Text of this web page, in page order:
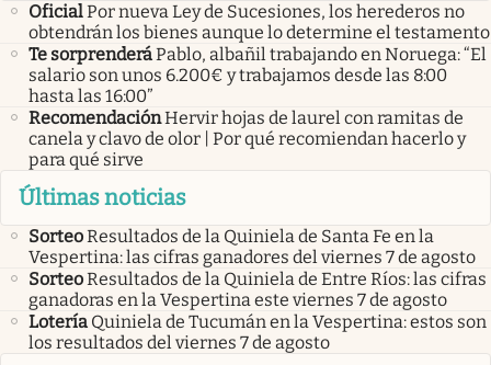
OficialPor nueva Ley de Sucesiones, los herederos no
obtendrán los bienes aunque lo determine el testamento
Te sorprenderáPablo, albañil trabajando en Noruega: “El
salario son unos 6.200€ y trabajamos desde las 8:00
hasta las 16:00”
RecomendaciónHervir hojas de laurel con ramitas de
canela y clavo de olor | Por qué recomiendan hacerlo y
para qué sirve
Últimas noticias
SorteoResultados de la Quiniela de Santa Fe en la
Vespertina: las cifras ganadores del viernes 7 de agosto
SorteoResultados de la Quiniela de Entre Ríos: las cifras
ganadoras en la Vespertina este viernes 7 de agosto
Lotería Quiniela de Tucumán en la Vespertina: estos son
los resultados del viernes 7 de agosto